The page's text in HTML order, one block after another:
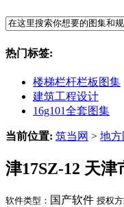
热门标签:
楼梯栏杆栏板图集
建筑工程设计
16g101全套图集
当前位置: 筑当网 > 地
津17SZ-12 天
软件类型： 国产软件 授权方